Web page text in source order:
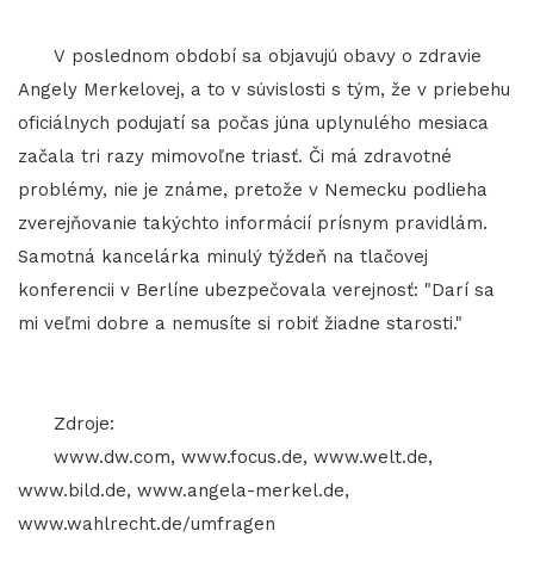
V poslednom období sa objavujú obavy o zdravie
Angely Merkelovej, a to v súvislosti s tým, že v priebehu
oficiálnych podujatí sa počas júna uplynulého mesiaca
začala tri razy mimovoľne triasť. Či má zdravotné
problémy, nie je známe, pretože v Nemecku podlieha
zverejňovanie takýchto informácií prísnym pravidlám.
Samotná kancelárka minulý týždeň na tlačovej
konferencii v Berlíne ubezpečovala verejnosť: "Darí sa
mi veľmi dobre a nemusíte si robiť žiadne starosti."
Zdroje:
www.dw.com, www.focus.de, www.welt.de,
www.bild.de, www.angela-merkel.de,
www.wahlrecht.de/umfragen